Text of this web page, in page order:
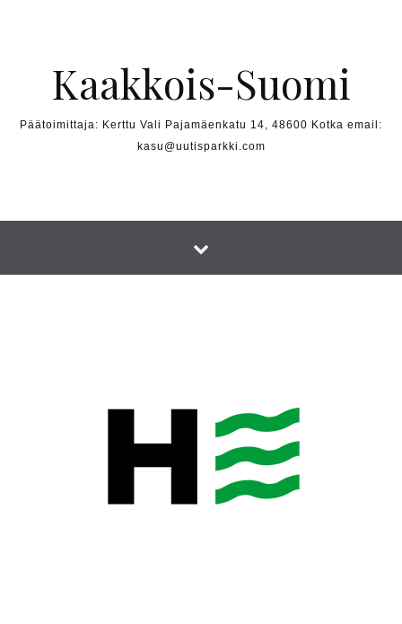
Kaakkois-Suomi
Päätoimittaja: Kerttu Vali Pajamäenkatu 14, 48600 Kotka email:
kasu@uutisparkki.com